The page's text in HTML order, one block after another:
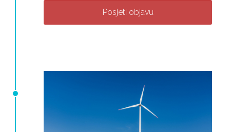
Posjeti objavu